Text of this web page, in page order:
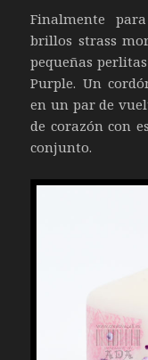
Finalmente
brillos strass
pequeñas
Purple. Un
en un par de
de corazón con
conjunto.